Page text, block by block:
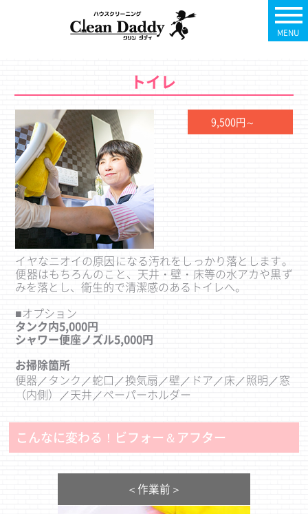
MENU
トイレ
イヤなニオイの原因になる汚れをしっかり落とします。
便器はもちろんのこと、天井・壁・床等の水アカや黒ず
みを落とし、衛生的で清潔感のあるトイレへ。
■オプション
タンク内5,000円
シャワー便座ノズル5,000円
9,500円～
お掃除箇所
便器／タンク／蛇口／換気扇／壁／ドア／床／照明／窓
（内側）／天井／ペーパーホルダー
こんなに変わる！ビフォー＆アフター
＜作業前＞